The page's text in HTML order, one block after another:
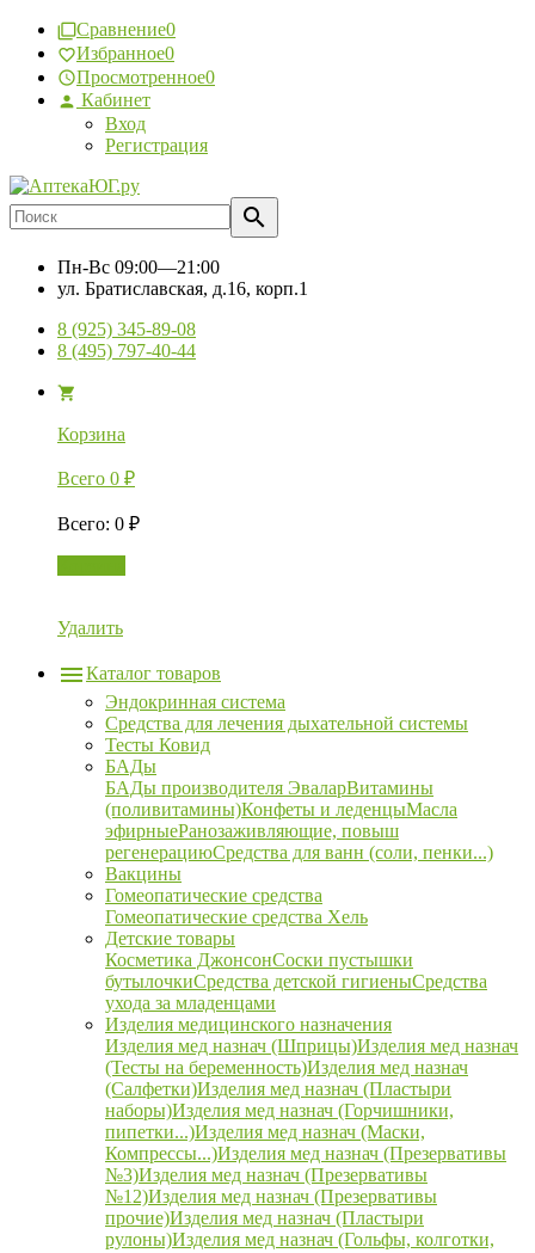
Сравнение0
Избранное0
Просмотренное0
Кабинет
Вход
Регистрация
Пн-Вс 09:00—21:00
ул. Братиславская, д.16, корп.1
8 (925) 345-89-08
8 (495) 797-40-44
Корзина
Всего 0 ₽
Всего: 0 ₽
Удалить
Каталог товаров
Эндокринная система
Средства для лечения дыхательной системы
Тесты Ковид
БАДы
БАДы производителя ЭваларВитамины
(поливитамины)Конфеты и леденцыМасла
эфирныеРанозаживляющие, повыш
регенерациюСредства для ванн (соли, пенки...)
Вакцины
Гомеопатические средства
Гомеопатические средства Хель
Детские товары
Косметика ДжонсонСоски пустышки
бутылочкиСредства детской гигиеныСредства
ухода за младенцами
Изделия медицинского назначения
Изделия мед назнач (Шприцы)Изделия мед назнач
(Тесты на беременность)Изделия мед назнач
(Салфетки)Изделия мед назнач (Пластыри
наборы)Изделия мед назнач (Горчишники,
пипетки...)Изделия мед назнач (Маски,
Компрессы...)Изделия мед назнач (Презервативы
№3)Изделия мед назнач (Презервативы
№12)Изделия мед назнач (Презервативы
прочие)Изделия мед назнач (Пластыри
рулоны)Изделия мед назнач (Гольфы, колготки,